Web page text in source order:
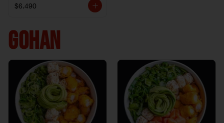
$6.490
GOHAN